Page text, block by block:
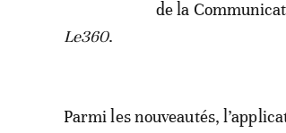
de la
Le360.
Parmi les nouveautés,